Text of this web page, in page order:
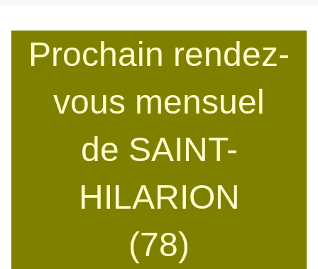
Prochain rendez-
vous mensuel
de SAINT-
HILARION
(78)